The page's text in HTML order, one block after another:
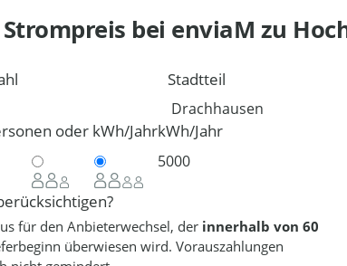
bei enviaM zu
Stadtteil
oder kWh/JahrkWh/Jahr
für den Anbieterwechsel, der innerhalb von 60
überwiesen wird. Vorauszahlungen